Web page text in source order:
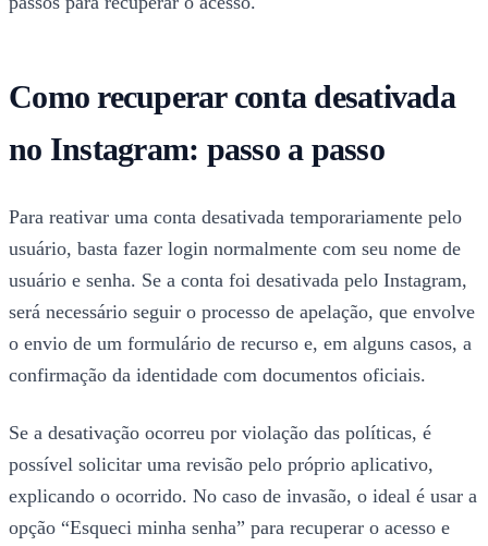
Como recuperar conta desativada
no Instagram: passo a passo
Para reativar uma conta desativada temporariamente pelo
usuário, basta fazer login normalmente com seu nome de
usuário e senha. Se a conta foi desativada pelo Instagram,
será necessário seguir o processo de apelação, que envolve
o envio de um formulário de recurso e, em alguns casos, a
confirmação da identidade com documentos oficiais.
Se a desativação ocorreu por violação das políticas, é
possível solicitar uma revisão pelo próprio aplicativo,
explicando o ocorrido. No caso de invasão, o ideal é usar a
opção “Esqueci minha senha” para recuperar o acesso e